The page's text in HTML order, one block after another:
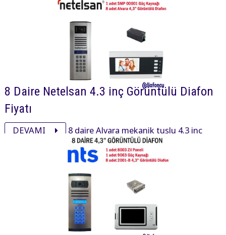
8 Daire Netelsan 4.3 inç Görüntülü Diafon
Fiyatı
DEVAMI
8 daire Alvara mekanik tuşlu 4.3 inç
daire içi cihaz, xsmall mekanik tuşlu zil paneli ve
aksesuarı ile görüntülü diafon paketi 24300₺ dir.